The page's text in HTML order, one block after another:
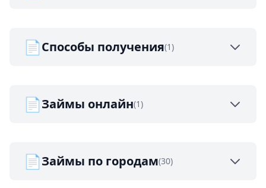
📄Способы получения(1)
📄Займы онлайн(1)
📄Займы по городам(30)